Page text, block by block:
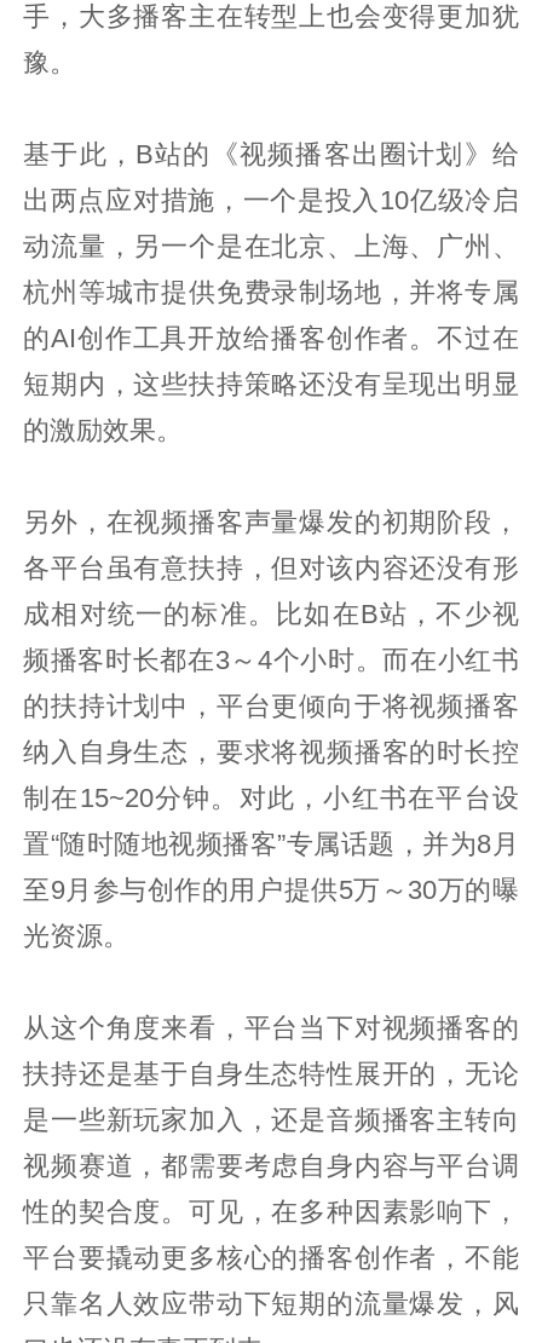
手，大多播客主在转型上也会变得更加犹
豫。
基于此，B站的《视频播客出圈计划》给
出两点应对措施，一个是投入10亿级冷启
动流量，另一个是在北京、上海、广州、
杭州等城市提供免费录制场地，并将专属
的AI创作工具开放给播客创作者。不过在
短期内，这些扶持策略还没有呈现出明显
的激励效果。
另外，在视频播客声量爆发的初期阶段，
各平台虽有意扶持，但对该内容还没有形
成相对统一的标准。比如在B站，不少视
频播客时长都在3～4个小时。而在小红书
的扶持计划中，平台更倾向于将视频播客
纳入自身生态，要求将视频播客的时长控
制在15~20分钟。对此，小红书在平台设
置“随时随地视频播客”专属话题，并为8月
至9月参与创作的用户提供5万～30万的曝
光资源。
从这个角度来看，平台当下对视频播客的
扶持还是基于自身生态特性展开的，无论
是一些新玩家加入，还是音频播客主转向
视频赛道，都需要考虑自身内容与平台调
性的契合度。可见，在多种因素影响下，
平台要撬动更多核心的播客创作者，不能
只靠名人效应带动下短期的流量爆发，风